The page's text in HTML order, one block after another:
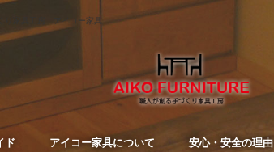
り家具工房 アイコー家具
ド アイコー家具について 安心・安全の理由